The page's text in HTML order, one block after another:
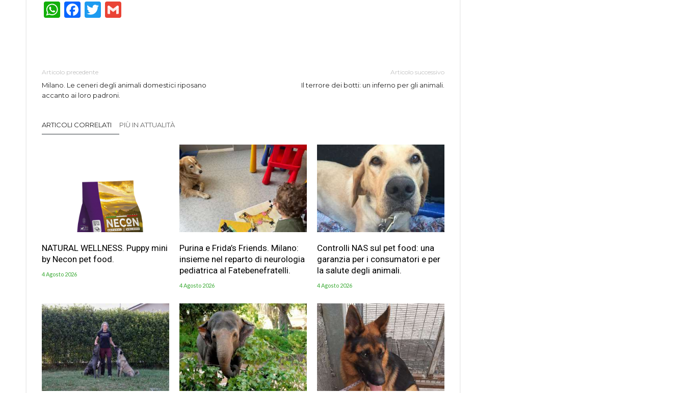
WhatsApp
Facebook
Twitter
Articolo precedente
Milano. Le ceneri degli animali domestici riposano
accanto ai loro padroni.
Articolo successivo
Il terrore dei botti: un inferno per gli animali.
ARTICOLI CORRELATI PIÙ IN ATTUALITÀ
NATURAL WELLNESS. Puppy mini
by Necon pet food.
4 Agosto 2026
Purina e Frida’s Friends. Milano:
insieme nel reparto di neurologia
pediatrica al Fatebenefratelli.
4 Agosto 2026
Controlli NAS sul pet food: una
garanzia per i consumatori e per
la salute degli animali.
4 Agosto 2026